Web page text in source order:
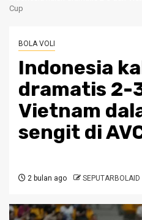
Cup
BOLA VOLI
Indonesia
dramatis 2-
Vietnam
sengit di
2 bulan ago SEPUTARBOLAID